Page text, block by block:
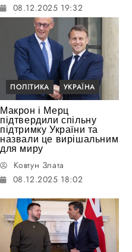
08.12.2025 19:32
ПОЛІТИКА УКРАЇНА
Макрон і Мерц
підтвердили спільну
підтримку України та
назвали це вирішальним
для миру
Ковтун Злата
08.12.2025 18:02